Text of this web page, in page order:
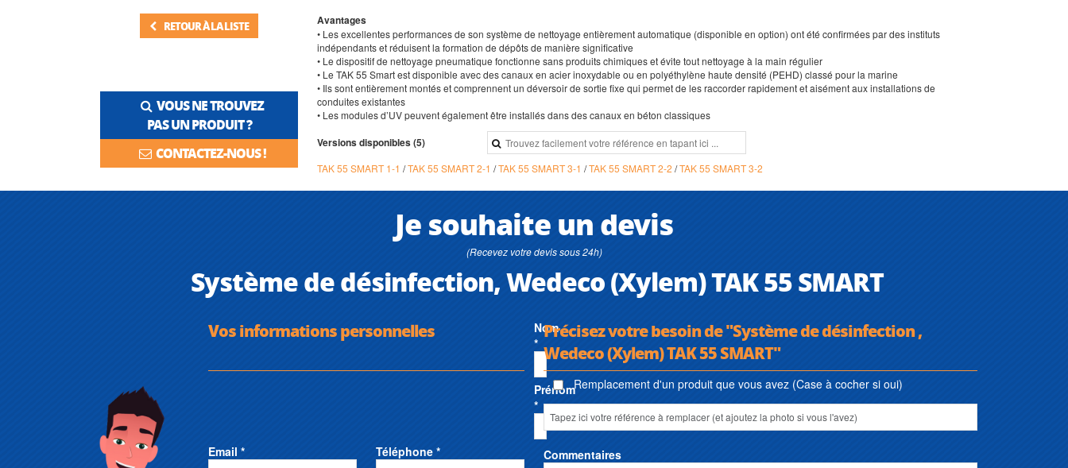
RETOUR À LA LISTE
VOUS NE TROUVEZ
PAS UN PRODUIT ?
CONTACTEZ-NOUS !
Avantages
• Les excellentes performances de son système de nettoyage entièrement automatique (disponible en option) ont été confirmées par des instituts
indépendants et réduisent la formation de dépôts de manière significative
• Le dispositif de nettoyage pneumatique fonctionne sans produits chimiques et évite tout nettoyage à la main régulier
• Le TAK 55 Smart est disponible avec des canaux en acier inoxydable ou en polyéthylène haute densité (PEHD) classé pour la marine
• Ils sont entièrement montés et comprennent un déversoir de sortie fixe qui permet de les raccorder rapidement et aisément aux installations de
conduites existantes
• Les modules d’UV peuvent également être installés dans des canaux en béton classiques
Versions disponibles (5)
TAK 55 SMART 1-1 /TAK 55 SMART 2-1 /TAK 55 SMART 3-1 /TAK 55 SMART 2-2 /TAK 55 SMART 3-2
Je souhaite un devis
(Recevez votre devis sous 24h)
Système de désinfection, Wedeco (Xylem) TAK 55 SMART
Vos informations personnelles
Nom
*
Prénom
*
Email * Téléphone *
Précisez votre besoin de "Système de désinfection ,
Wedeco (Xylem) TAK 55 SMART"
Remplacement d'un produit que vous avez (Case à cocher si oui)
Commentaires